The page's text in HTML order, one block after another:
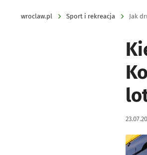
wroclaw.pl Sport i rekreacja Jak
Data